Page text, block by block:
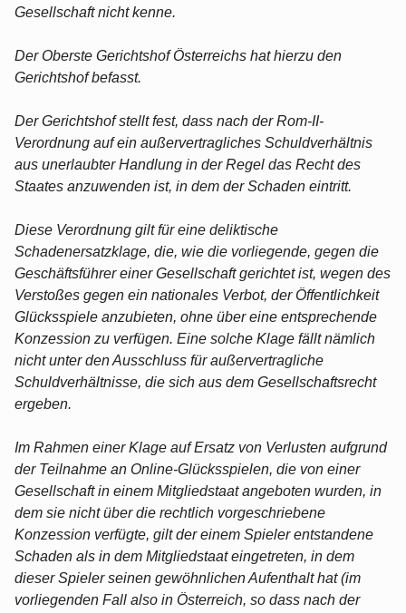
Gesellschaft nicht kenne.
Der Oberste Gerichtshof Österreichs hat hierzu den
Gerichtshof befasst.
Der Gerichtshof stellt fest, dass nach der Rom-II-
Verordnung auf ein außervertragliches Schuldverhältnis
aus unerlaubter Handlung in der Regel das Recht des
Staates anzuwenden ist, in dem der Schaden eintritt.
Diese Verordnung gilt für eine deliktische
Schadenersatzklage, die, wie die vorliegende, gegen die
Geschäftsführer einer Gesellschaft gerichtet ist, wegen des
Verstoßes gegen ein nationales Verbot, der Öffentlichkeit
Glücksspiele anzubieten, ohne über eine entsprechende
Konzession zu verfügen. Eine solche Klage fällt nämlich
nicht unter den Ausschluss für außervertragliche
Schuldverhältnisse, die sich aus dem Gesellschaftsrecht
ergeben.
Im Rahmen einer Klage auf Ersatz von Verlusten aufgrund
der Teilnahme an Online-Glücksspielen, die von einer
Gesellschaft in einem Mitgliedstaat angeboten wurden, in
dem sie nicht über die rechtlich vorgeschriebene
Konzession verfügte, gilt der einem Spieler entstandene
Schaden als in dem Mitgliedstaat eingetreten, in dem
dieser Spieler seinen gewöhnlichen Aufenthalt hat (im
vorliegenden Fall also in Österreich, so dass nach der